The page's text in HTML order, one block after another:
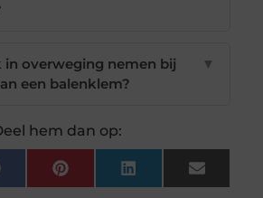
in overweging nemen bij
een balenklem?
▼
hem dan op:
FacebookPinterest LinkedIn Email